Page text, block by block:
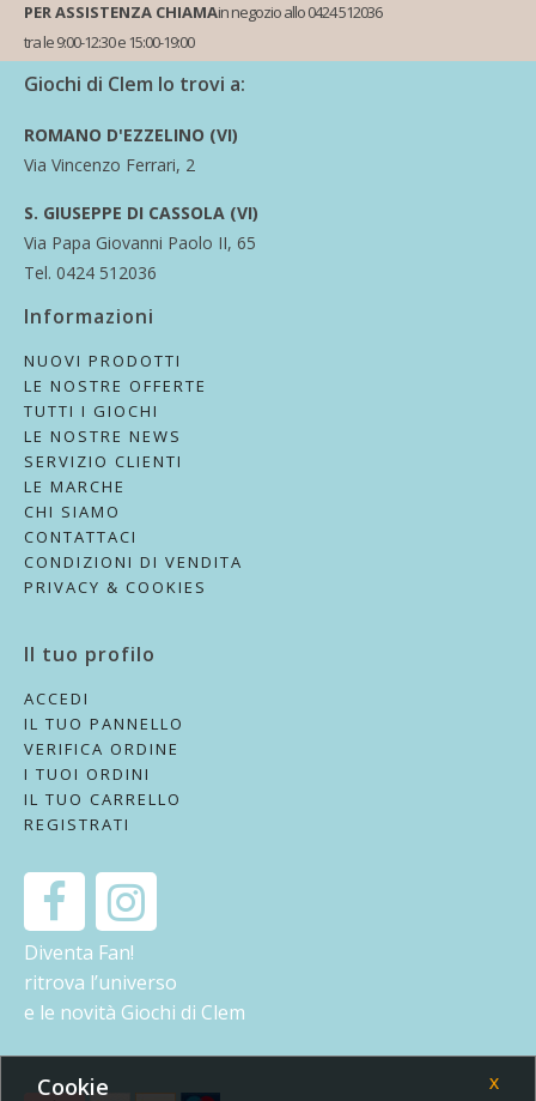
PER ASSISTENZA CHIAMAin negozio allo 0424 512036
tra le 9:00-12:30 e 15:00-19:00
Giochi di Clem lo trovi a:
ROMANO D'EZZELINO (VI)
Via Vincenzo Ferrari, 2
S. GIUSEPPE DI CASSOLA (VI)
Via Papa Giovanni Paolo II, 65
Tel. 0424 512036
Informazioni
NUOVI PRODOTTI
LE NOSTRE OFFERTE
TUTTI I GIOCHI
LE NOSTRE NEWS
SERVIZIO CLIENTI
LE MARCHE
CHI SIAMO
CONTATTACI
CONDIZIONI DI VENDITA
PRIVACY & COOKIES
Il tuo profilo
ACCEDI
IL TUO PANNELLO
VERIFICA ORDINE
I TUOI ORDINI
IL TUO CARRELLO
REGISTRATI
Diventa Fan!
ritrova l’universo
e le novità Giochi di Clem
Cookie X